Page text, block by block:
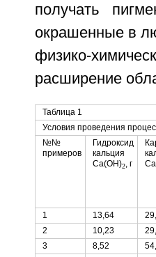
получать
окрашенные в
физико-
расширение
Таблица 1
Условия проведения
№№
примеров
Гидроксид
кальция
Са(ОН)2, г
1 13,64
2
10,23
3
8,52